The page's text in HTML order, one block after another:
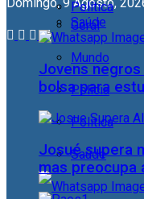
Geral
Mundo
Polícia
Política
Saúde
Política
Saúde
Jovens negros
bolsa para
Josué supera
mas preocupa